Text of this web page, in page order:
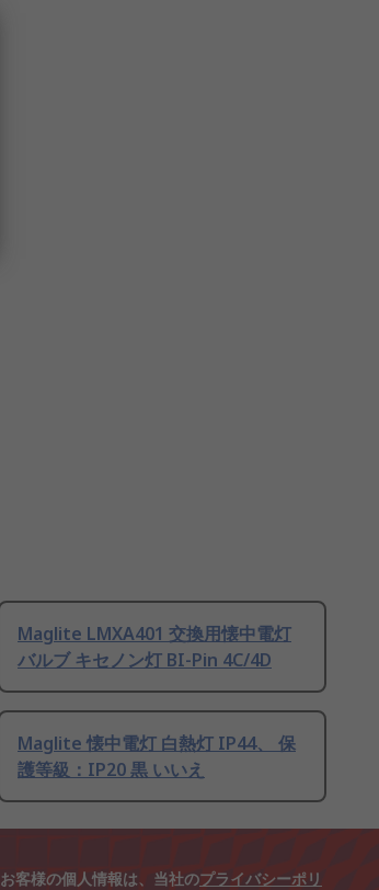
Maglite LMXA401 交換用懐中電灯
バルブ キセノン灯 BI-Pin 4C/4D
Maglite 懐中電灯 白熱灯 IP44、 保
護等級：IP20 黒 いいえ
お客様の個人情報は、当社のプライバシーポリ